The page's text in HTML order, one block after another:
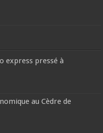
express pressé à
au Cèdre de